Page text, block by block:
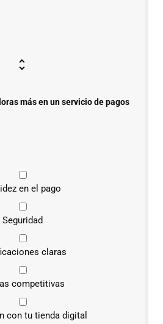
más en un servicio de pagos
en el pago
Seguridad
claras
competitivas
con tu tienda digital